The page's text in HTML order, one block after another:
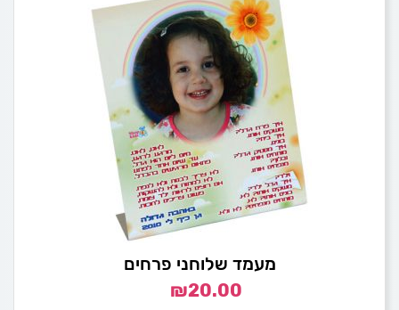
מעמד שלוחני פרחים
₪20.00